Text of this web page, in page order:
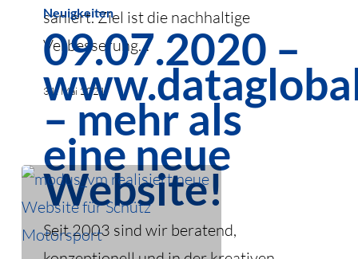
saniert. Ziel ist die nachhaltige
Verbesserung…
31. Mai 2021
09.07.2020
www.dataglobal.com
mehr
eine
neue
Website!
Neuigkeiten
09.07.2020 –
– mehr als
eine neue
Website!
Seit 2003 sind wir beratend,